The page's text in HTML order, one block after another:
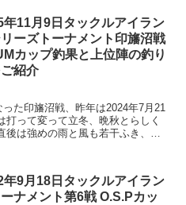
年11月9日タックルアイラン
リーズトーナメント印旛沼戦
カップ釣果と上位陣の釣り
紹介
た印旛沼戦、昨年は2024年7月21
年9月18日タックルアイラン
ーナメント第6戦 O.S.Pカッ